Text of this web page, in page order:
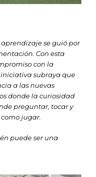
se guió por
Con esta
con la
subraya que
a las nuevas
donde la curiosidad
preguntar, tocar y
jugar.
puede ser una